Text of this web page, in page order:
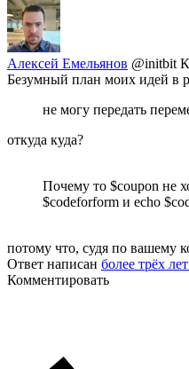
Алексей Емельянов @initbit
Безумный план моих идей в
не могу передать
откуда куда?
Почему то $coupon не
$codeforform и echo
потому что, судя по вашему
Ответ написан более трёх
Комментировать